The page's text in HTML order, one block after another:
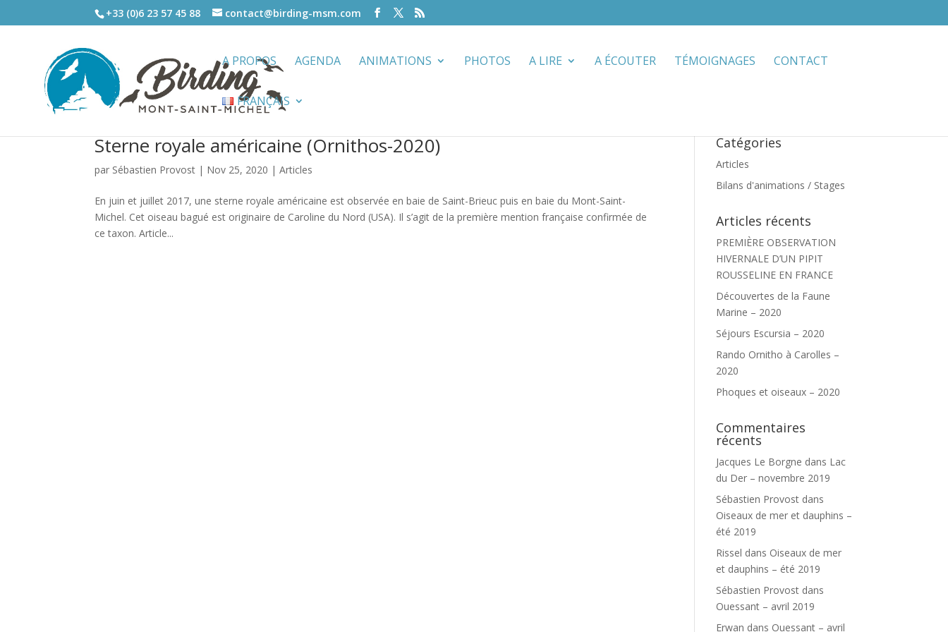
+33 (0)6 23 57 45 88 contact@birding-msm.com
A PROPOS AGENDA ANIMATIONS PHOTOS A LIRE A ÉCOUTER TÉMOIGNAGES CONTACT
FRANÇAIS
Sterne royale américaine (Ornithos-2020)
par Sébastien Provost | Nov 25, 2020 |Articles
En juin et juillet 2017, une sterne royale américaine est observée en baie de Saint-Brieuc puis en baie du Mont-Saint-
Michel. Cet oiseau bagué est originaire de Caroline du Nord (USA). Il s’agit de la première mention française confirmée de
ce taxon. Article...
Catégories
Articles
Bilans d'animations / Stages
Articles récents
PREMIÈRE OBSERVATION
HIVERNALE D’UN PIPIT
ROUSSELINE EN FRANCE
Découvertes de la Faune
Marine – 2020
Séjours Escursia – 2020
Rando Ornitho à Carolles –
2020
Phoques et oiseaux – 2020
Commentaires
récents
Jacques Le Borgne dans Lac
du Der – novembre 2019
Sébastien Provost dans
Oiseaux de mer et dauphins –
été 2019
Rissel dans Oiseaux de mer
et dauphins – été 2019
Sébastien Provost dans
Ouessant – avril 2019
Erwan dans Ouessant – avril